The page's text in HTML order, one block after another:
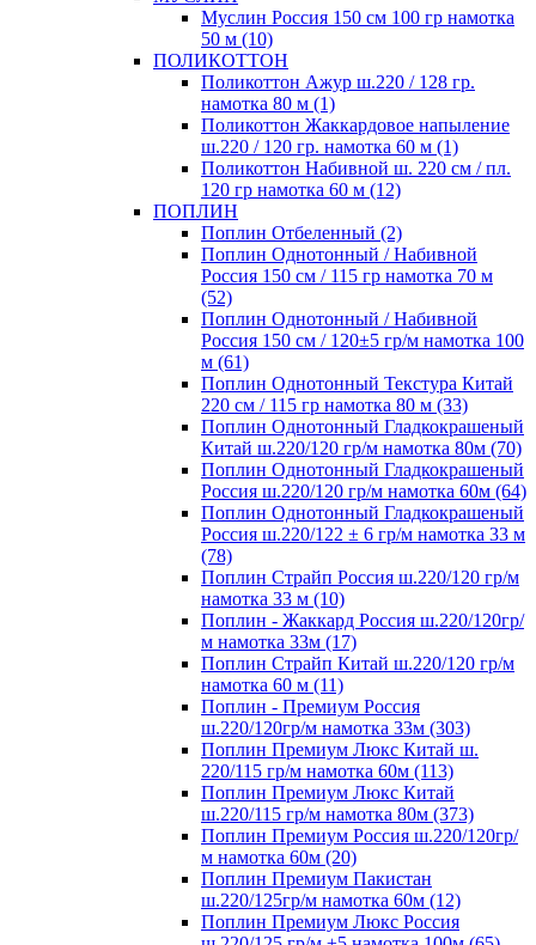
Муслин Россия 150 см 100 гр намотка
50 м (10)
ПОЛИКОТТОН
Поликоттон Ажур ш.220 / 128 гр.
намотка 80 м (1)
Поликоттон Жаккардовое напыление
ш.220 / 120 гр. намотка 60 м (1)
Поликоттон Набивной ш. 220 см / пл.
120 гр намотка 60 м (12)
ПОПЛИН
Поплин Отбеленный (2)
Поплин Однотонный / Набивной
Россия 150 см / 115 гр намотка 70 м
(52)
Поплин Однотонный / Набивной
Россия 150 см / 120±5 гр/м намотка 100
м (61)
Поплин Однотонный Текстура Китай
220 см / 115 гр намотка 80 м (33)
Поплин Однотонный Гладкокрашеный
Китай ш.220/120 гр/м намотка 80м (70)
Поплин Однотонный Гладкокрашеный
Россия ш.220/120 гр/м намотка 60м (64)
Поплин Однотонный Гладкокрашеный
Россия ш.220/122 ± 6 гр/м намотка 33 м
(78)
Поплин Страйп Россия ш.220/120 гр/м
намотка 33 м (10)
Поплин - Жаккард Россия ш.220/120гр/
м намотка 33м (17)
Поплин Страйп Китай ш.220/120 гр/м
намотка 60 м (11)
Поплин - Премиум Россия
ш.220/120гр/м намотка 33м (303)
Поплин Премиум Люкс Китай ш.
220/115 гр/м намотка 60м (113)
Поплин Премиум Люкс Китай
ш.220/115 гр/м намотка 80м (373)
Поплин Премиум Россия ш.220/120гр/
м намотка 60м (20)
Поплин Премиум Пакистан
ш.220/125гр/м намотка 60м (12)
Поплин Премиум Люкс Россия